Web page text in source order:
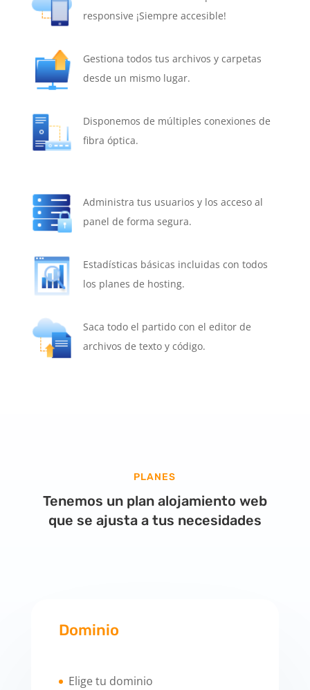
responsive ¡Siempre accesible!
Gestiona todos tus archivos y carpetas
desde un mismo lugar.
Disponemos de múltiples conexiones de
fibra óptica.
Administra tus usuarios y los acceso al
panel de forma segura.
Estadísticas básicas incluidas con todos
los planes de hosting.
Saca todo el partido con el editor de
archivos de texto y código.
PLANES
Tenemos un plan alojamiento web
que se ajusta a tus necesidades
Dominio
Elige tu dominio